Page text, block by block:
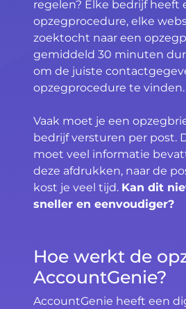
regelen? Elke bedrijf heeft
opzegprocedure, elke
zoektocht naar een
gemiddeld 30 minuten
om de juiste
opzegprocedure te vinden.
Vaak moet je een
bedrijf versturen per post.
moet veel informatie
deze afdrukken, naar de
kost je veel tijd. Kan dit
sneller en eenvoudiger?
Hoe werkt de
AccountGenie?
AccountGenie heeft een